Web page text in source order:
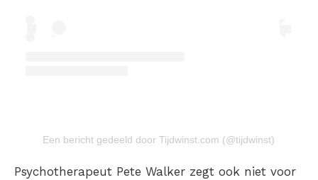
Een bericht gedeeld door Tijdwinst.com (@tijdwinst)
Psychotherapeut Pete Walker zegt ook niet voor